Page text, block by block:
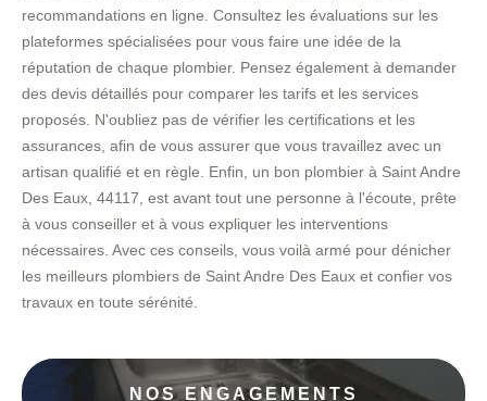
recommandations en ligne. Consultez les évaluations sur les
plateformes spécialisées pour vous faire une idée de la
réputation de chaque plombier. Pensez également à demander
des devis détaillés pour comparer les tarifs et les services
proposés. N'oubliez pas de vérifier les certifications et les
assurances, afin de vous assurer que vous travaillez avec un
artisan qualifié et en règle. Enfin, un bon plombier à Saint Andre
Des Eaux, 44117, est avant tout une personne à l'écoute, prête
à vous conseiller et à vous expliquer les interventions
nécessaires. Avec ces conseils, vous voilà armé pour dénicher
les meilleurs plombiers de Saint Andre Des Eaux et confier vos
travaux en toute sérénité.
NOS ENGAGEMENTS